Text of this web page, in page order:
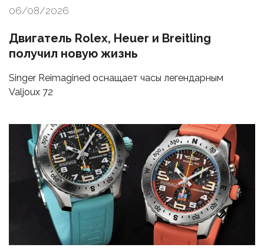
06/08/2026
Двигатель Rolex, Heuer и Breitling
получил новую жизнь
Singer Reimagined оснащает часы легендарным
Valjoux 72